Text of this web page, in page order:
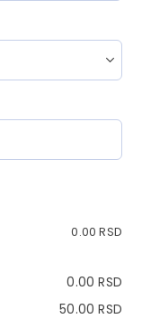
0.00RSD
0.00RSD
50.00RSD